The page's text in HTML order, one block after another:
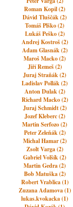
Roman Kopil (2)
Dávid Tluščák (2)
Tomáš Plško (2)
Lukáš Peško (2)
Andrej Kostroš (2)
Adam Glasnák (2)
Maroš Macko (2)
Jiří Remeš (2)
Juraj Straňák (2)
Ladislav Pollák (2)
Anton Dulak (2)
Richard Macko (2)
Juraj Schmidt (2)
Jozef Kleberc (2)
Martin Serfozo (2)
Peter Zeleňák (2)
Michal Hamar (2)
Zsolt Varga (2)
Gabriel Volšík (2)
Martin Gedra (2)
Bob Matuška (2)
Robert Vrablica (1)
Zuzana Adamova (1)
lukas.kvokacka (1)